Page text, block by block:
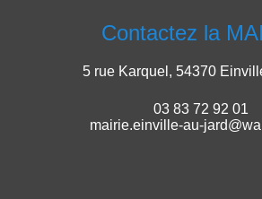
Contactez la
5 rue Karquel, 54370
03 83 72 92 01
mairie.einville-au-